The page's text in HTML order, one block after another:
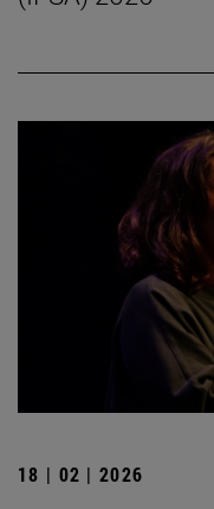
18 | 02 | 2026